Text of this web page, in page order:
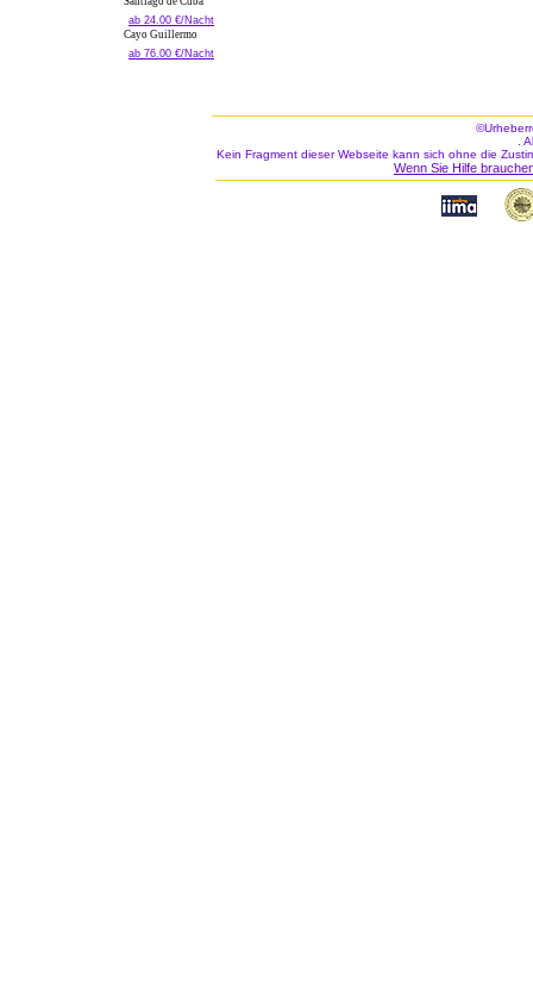
ab 24.00 €/Nacht
Cayo Guillermo
ab 76.00 €/Nacht
.
Kein Fragment dieser Webseite kann sich ohne die
Wenn Sie Hilfe